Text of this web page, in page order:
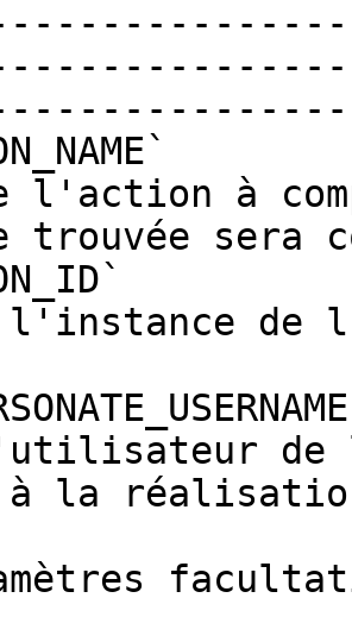
l'action à
trouvée
l'instance de
à la